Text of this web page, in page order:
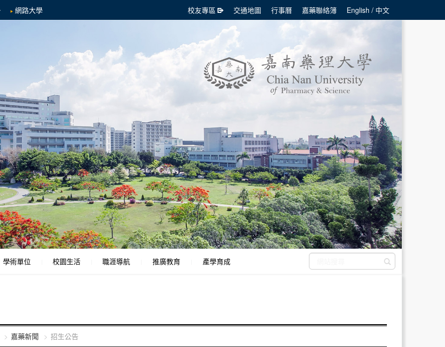
網路大學 校友專區 交通地圖 行事曆 嘉藥聯絡簿 English / 中文
學術單位 校園生活 職涯導航 推廣教育 產學育成
嘉藥新聞 招生公告